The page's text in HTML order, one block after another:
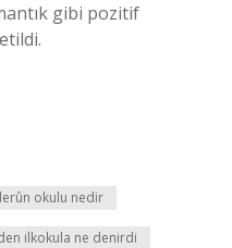
gibi pozitif
okulu nedir
ilkokula ne denirdi